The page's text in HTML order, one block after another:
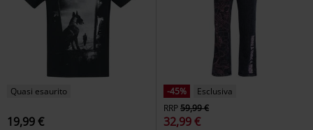
Quasi esaurito
19,99 €
-45%
Esclusiva
RRP59,99 €
32,99 €